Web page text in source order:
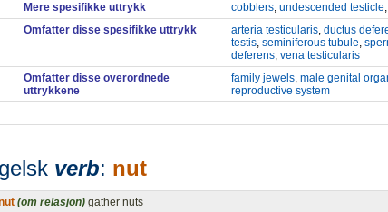
Mere spesifikke uttrykk
cobblers, undescended testicle,
Omfatter disse spesifikke uttrykk
arteria testicularis, ductus
testis, seminiferous tubule,
deferens, vena testicularis
Omfatter disse overordnede
uttrykkene
family jewels, male genital
reproductive system
verb: nut
(om relasjon) gather nuts